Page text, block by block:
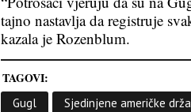
tajno nastavlja da registruje
kazala je Rozenblum.
TAGOVI:
Gugl Sjedinjene američke